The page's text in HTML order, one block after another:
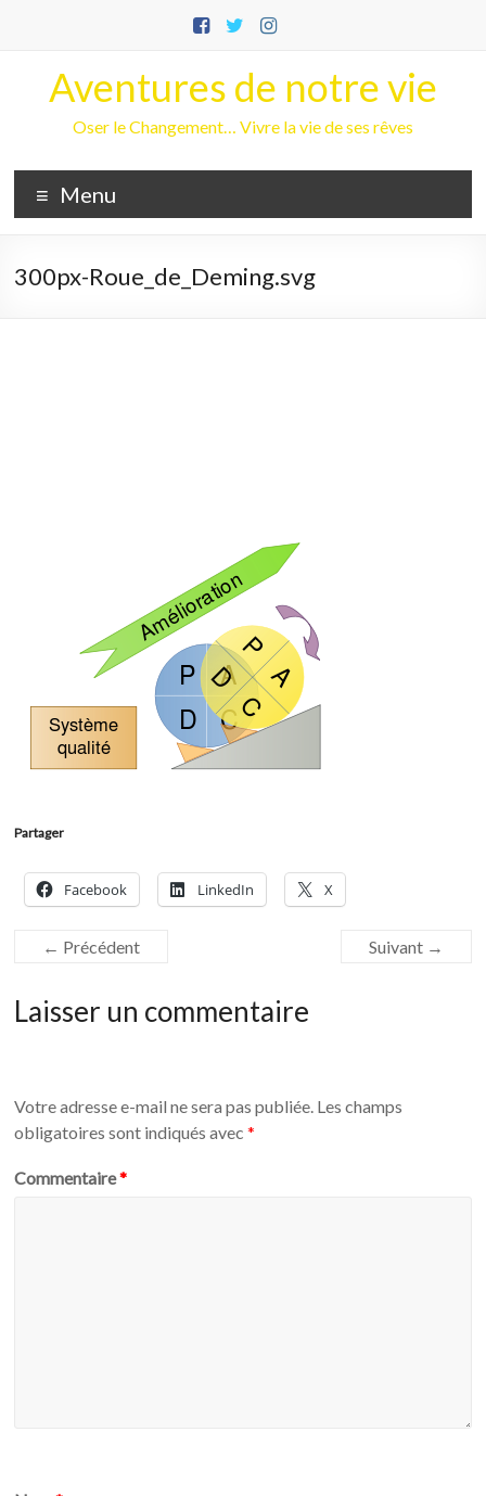
Aventures de notre vie
Oser le Changement… Vivre la vie de ses rêves
Menu
300px-Roue_de_Deming.svg
Partager
Facebook LinkedIn X
← Précédent Suivant →
Laisser un commentaire
Votre adresse e-mail ne sera pas publiée. Les champs
obligatoires sont indiqués avec*
Commentaire*